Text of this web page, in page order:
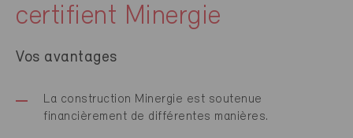
certifient Minergie
Vos avantages
La construction Minergie est soutenue
financièrement de différentes manières.